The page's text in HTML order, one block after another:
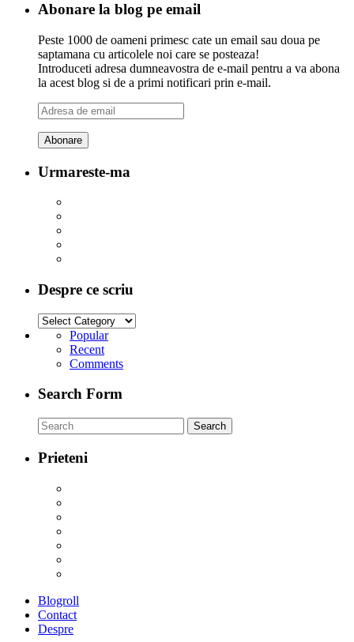
Abonare la blog pe email
Peste 1000 de oameni primesc cate un email sau doua pe
saptamana cu articolele noi care se posteaza!
Introduceti adresa dumneavostra de e-mail pentru a va abona
la acest blog si de a primi notificari prin e-mail.
Adresa
de
email
Urmareste-ma
Despre ce scriu
Popular
Recent
Comments
Search Form
Prieteni
Blogroll
Contact
Despre